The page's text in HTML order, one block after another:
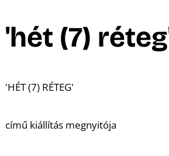
'hét (7)
'HÉT (7) RÉTEG'
című kiállítás megnyitója